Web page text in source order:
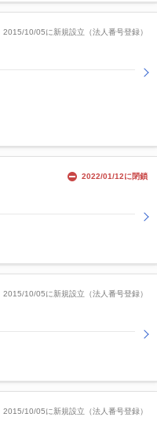
2015/10/05に新規設立（法人番号登録）
2022/01/12に閉鎖
2015/10/05に新規設立（法人番号登録）
2015/10/05に新規設立（法人番号登録）